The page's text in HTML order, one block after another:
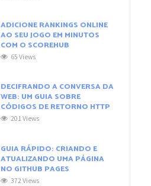
ADICIONE RANKINGS ONLINE
AO SEU JOGO EM MINUTOS
COM O SCOREHUB
65 Views
DECIFRANDO A CONVERSA DA
WEB: UM GUIA SOBRE
CÓDIGOS DE RETORNO HTTP
201 Views
GUIA RÁPIDO: CRIANDO E
ATUALIZANDO UMA PÁGINA
NO GITHUB PAGES
372 Views